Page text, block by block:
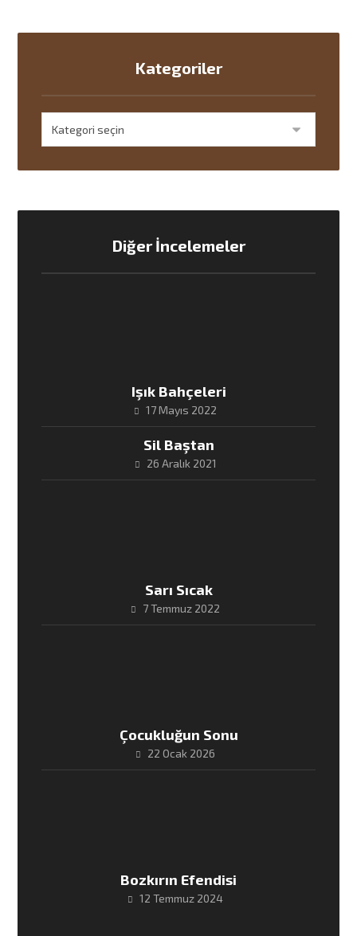
Kategoriler
Diğer İncelemeler
Işık Bahçeleri
17 Mayıs 2022
Sil Baştan
26 Aralık 2021
Sarı Sıcak
7 Temmuz 2022
Çocukluğun Sonu
22 Ocak 2026
Bozkırın Efendisi
12 Temmuz 2024